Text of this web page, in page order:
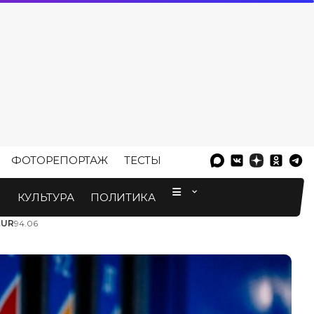
ФОТОРЕПОРТАЖ ТЕСТЫ
КУЛЬТУРА ПОЛИТИКА
94.06